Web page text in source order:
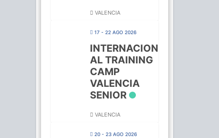
VALENCIA
17 - 22 AGO 2026
INTERNACION
AL TRAINING
CAMP
VALENCIA
SENIOR
VALENCIA
20 - 23 AGO 2026